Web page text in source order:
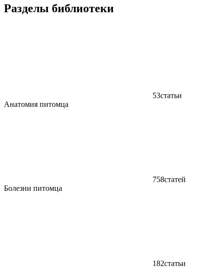
Разделы библиотеки
53статьи
Анатомия питомца
758статей
Болезни питомца
182статьи